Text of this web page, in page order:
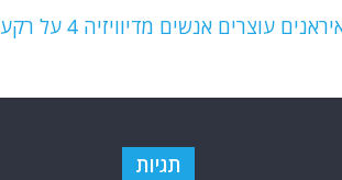
אנשים מדיוויזיה 4 על רקע גביית דמי חסות
תגיות